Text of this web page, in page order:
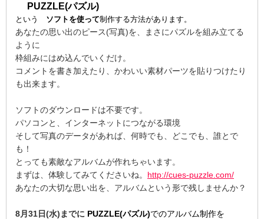
PUZZLE(パズル)
という ソフトを使って制作する方法があります。
あなたの思い出のピース(写真)を、まさにパズルを組み立てる
ように
枠組みにはめ込んでいくだけ。
コメントを書き加えたり、かわいい素材パーツを貼りつけたり
も出来ます。
ソフトのダウンロードは不要です。
パソコンと、インターネットにつながる環境
そして写真のデータがあれば、何時でも、どこでも、誰とで
も！
とっても素敵なアルバムが作れちゃいます。
まずは、体験してみてくださいね。 http://cues-puzzle.com/
あなたの大切な思い出を、アルバムという形で残しませんか？
8月31日(水)までに PUZZLE(パズル)でのアルバム制作を